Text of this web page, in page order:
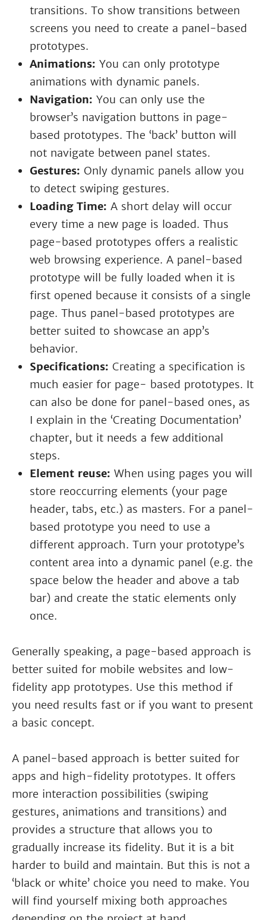
transitions. To show transitions between
screens you need to create a panel-based
prototypes.
Animations: You can only prototype
animations with dynamic panels.
Navigation: You can only use the
browser’s navigation buttons in page-
based prototypes. The ‘back’ button will
not navigate between panel states.
Gestures: Only dynamic panels allow you
to detect swiping gestures.
Loading Time: A short delay will occur
every time a new page is loaded. Thus
page-based prototypes offers a realistic
web browsing experience. A panel-based
prototype will be fully loaded when it is
first opened because it consists of a single
page. Thus panel-based prototypes are
better suited to showcase an app’s
behavior.
Specifications: Creating a specification is
much easier for page- based prototypes. It
can also be done for panel-based ones, as
I explain in the ‘Creating Documentation’
chapter, but it needs a few additional
steps.
Element reuse: When using pages you will
store reoccurring elements (your page
header, tabs, etc.) as masters. For a panel-
based prototype you need to use a
different approach. Turn your prototype’s
content area into a dynamic panel (e.g. the
space below the header and above a tab
bar) and create the static elements only
once.
Generally speaking, a page-based approach is
better suited for mobile websites and low-
fidelity app prototypes. Use this method if
you need results fast or if you want to present
a basic concept.
A panel-based approach is better suited for
apps and high-fidelity prototypes. It offers
more interaction possibilities (swiping
gestures, animations and transitions) and
provides a structure that allows you to
gradually increase its fidelity. But it is a bit
harder to build and maintain. But this is not a
‘black or white’ choice you need to make. You
will find yourself mixing both approaches